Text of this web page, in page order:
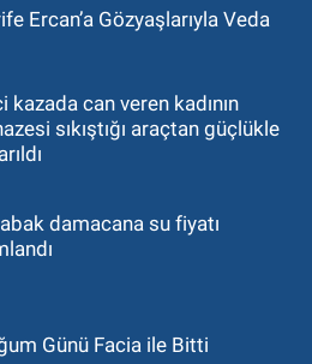
Ercan’a Gözyaşlarıyla Veda
kazada can veren kadının
sıkıştığı araçtan güçlükle
damacana su fiyatı
Günü Facia ile Bitti